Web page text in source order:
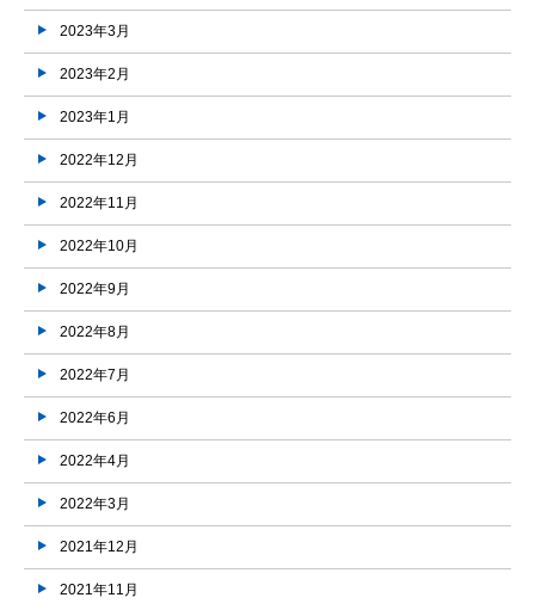
2023年3月
2023年2月
2023年1月
2022年12月
2022年11月
2022年10月
2022年9月
2022年8月
2022年7月
2022年6月
2022年4月
2022年3月
2021年12月
2021年11月